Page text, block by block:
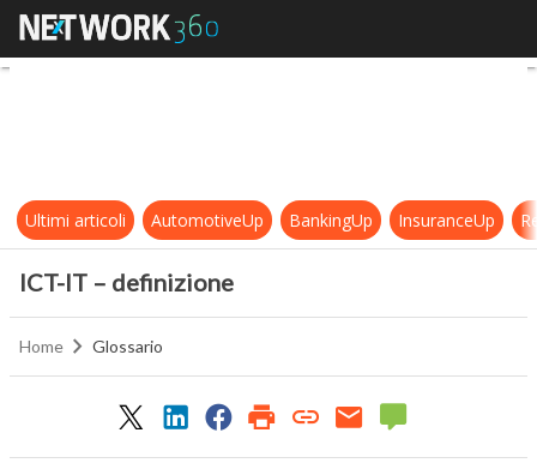
ICT-IT – definizione
Ultimi articoli AutomotiveUp BankingUp InsuranceUp
ICT-IT – definizione
Home Glossario